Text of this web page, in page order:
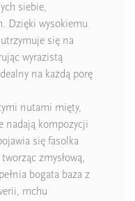
siebie,
Dzięki wysokiemu
się na
wyrazistą
na każdą porę
nutami mięty,
nadają kompozycji
się fasolka
zmysłową,
bogata baza z
mchu